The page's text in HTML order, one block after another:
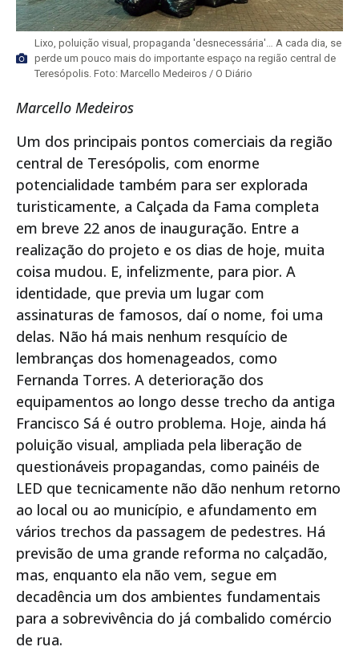
Lixo, poluição visual, propaganda 'desnecessária'… A cada dia, se
perde um pouco mais do importante espaço na região central de
Teresópolis. Foto: Marcello Medeiros / O Diário
Marcello Medeiros
Um dos principais pontos comerciais da região
central de Teresópolis, com enorme
potencialidade também para ser explorada
turisticamente, a Calçada da Fama completa
em breve 22 anos de inauguração. Entre a
realização do projeto e os dias de hoje, muita
coisa mudou. E, infelizmente, para pior. A
identidade, que previa um lugar com
assinaturas de famosos, daí o nome, foi uma
delas. Não há mais nenhum resquício de
lembranças dos homenageados, como
Fernanda Torres. A deterioração dos
equipamentos ao longo desse trecho da antiga
Francisco Sá é outro problema. Hoje, ainda há
poluição visual, ampliada pela liberação de
questionáveis propagandas, como painéis de
LED que tecnicamente não dão nenhum retorno
ao local ou ao município, e afundamento em
vários trechos da passagem de pedestres. Há
previsão de uma grande reforma no calçadão,
mas, enquanto ela não vem, segue em
decadência um dos ambientes fundamentais
para a sobrevivência do já combalido comércio
de rua.